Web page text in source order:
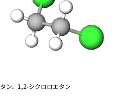
ン、1,2-ジクロロエタン